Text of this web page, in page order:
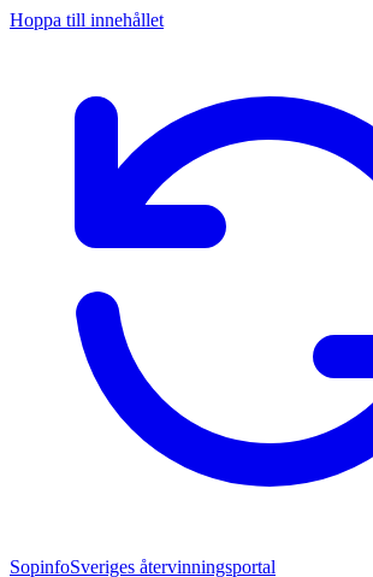
Hoppa till innehållet
SopinfoSveriges återvinningsportal